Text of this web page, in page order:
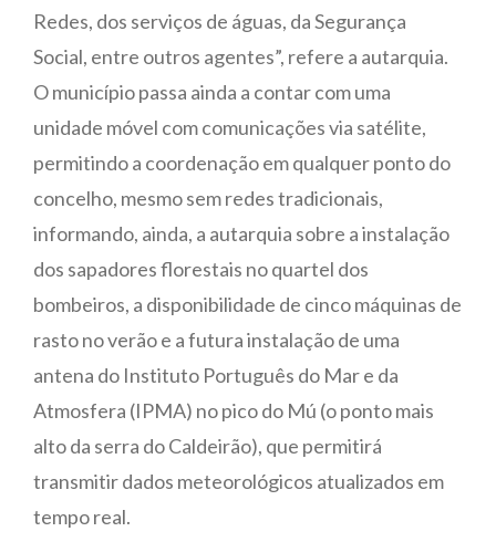
Redes, dos serviços de águas, da Segurança
Social, entre outros agentes”, refere a autarquia.
O município passa ainda a contar com uma
unidade móvel com comunicações via satélite,
permitindo a coordenação em qualquer ponto do
concelho, mesmo sem redes tradicionais,
informando, ainda, a autarquia sobre a instalação
dos sapadores florestais no quartel dos
bombeiros, a disponibilidade de cinco máquinas de
rasto no verão e a futura instalação de uma
antena do Instituto Português do Mar e da
Atmosfera (IPMA) no pico do Mú (o ponto mais
alto da serra do Caldeirão), que permitirá
transmitir dados meteorológicos atualizados em
tempo real.